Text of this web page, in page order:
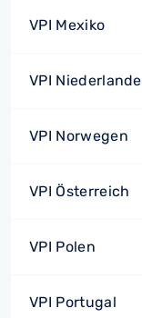
VPI Mexiko
VPI Niederlande
VPI Norwegen
VPI Österreich
VPI Polen
VPI Portugal